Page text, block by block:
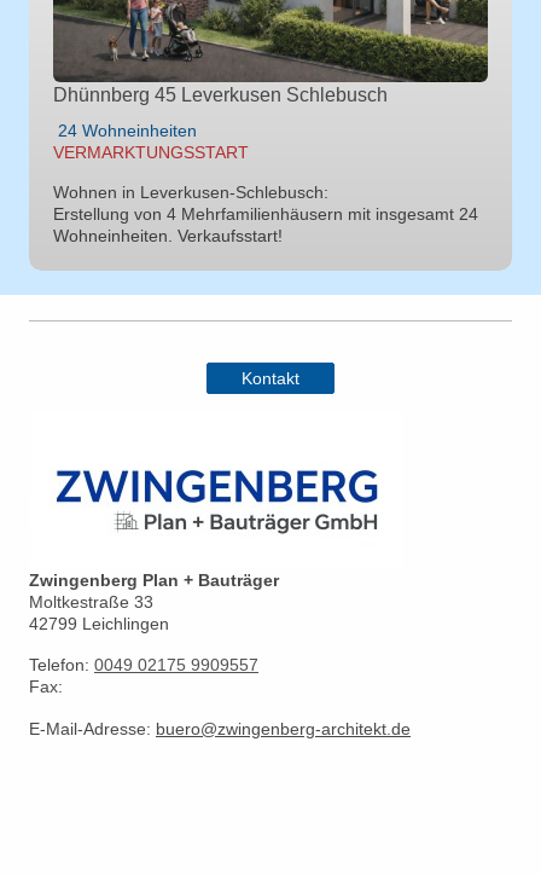
Dhünnberg 45 Leverkusen Schlebusch
24 Wohneinheiten
VERMARKTUNGSSTART
Wohnen in Leverkusen-Schlebusch:
Erstellung von 4 Mehrfamilienhäusern mit insgesamt 24
Wohneinheiten. Verkaufsstart!
Kontakt
Zwingenberg Plan + Bauträger
Moltkestraße 33
42799 Leichlingen
Telefon: 0049 02175 9909557
Fax:
E-Mail-Adresse: buero@zwingenberg-architekt.de